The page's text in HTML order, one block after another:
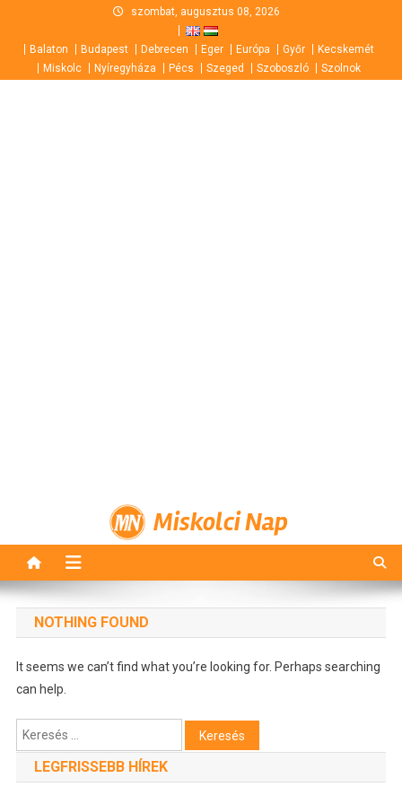
content
szombat, augusztus 08, 2026
Balaton Budapest Debrecen Eger Európa Győr
Kecskemét
Miskolc
Nyíregyháza Pécs Szeged Szoboszló Szolnok
Miskolci Nap
NOTHING FOUND
It seems we can’t find what you’re looking for. Perhaps searching
can help.
Keresés:
LEGFRISSEBB HÍREK